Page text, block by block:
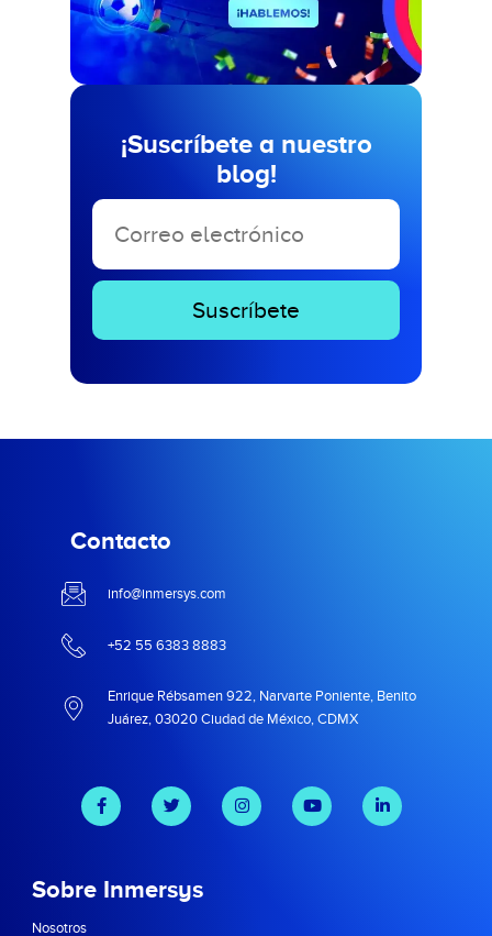
¡Suscríbete a nuestro
blog!
Contacto
info@inmersys.com
+52 55 6383 8883
Enrique Rébsamen 922, Narvarte Poniente, Benito
Juárez, 03020 Ciudad de México, CDMX
Sobre Inmersys
Nosotros